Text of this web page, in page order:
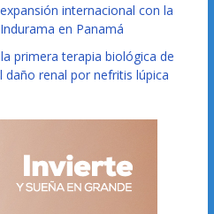
internacional con la
en Panamá
primera terapia biológica de
daño renal por nefritis lúpica